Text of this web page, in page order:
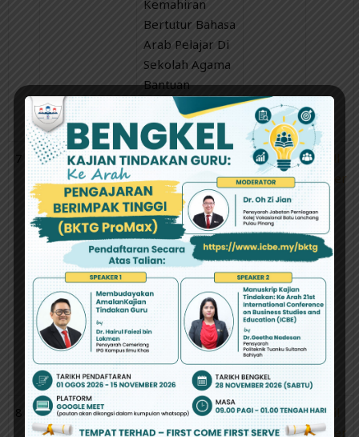
Kemahiran
Bertutur Bahasa
Arab Pelajar Di
Sekolah Agama
Bantuan
Kerajaan (SABK)
Selangor
7
Norafrina
Shamsul
Azwan,Faridah
Mydin Kutty
Kesan Amalan
Pedagogi Di
Tahun Pertama
Fakulti
Pendidikan
Universiti
Kebangsaan
Malaysia Dalam
Membantu
Proses Transisi
Pelajar Di
Universiti
Abstract
Full
Paper
8
Nurun Najwa
binti
Pengajaran dan
Pemudahcaraan
Abstract
Full
Paper